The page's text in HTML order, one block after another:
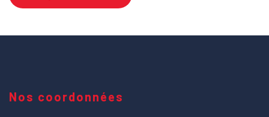
Nos coordonnées